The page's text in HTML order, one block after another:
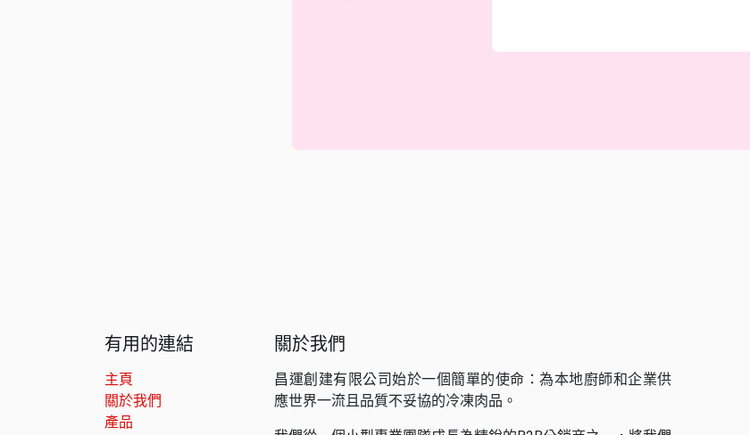
有用的連結
主頁
關於我們
產品
關於我們
昌運創建有限公司始於一個簡單的使命：為本地廚師和企業供
應世界一流且品質不妥協的冷凍肉品。